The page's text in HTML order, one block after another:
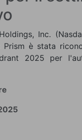
Inc.
Prism è stata
2025 per